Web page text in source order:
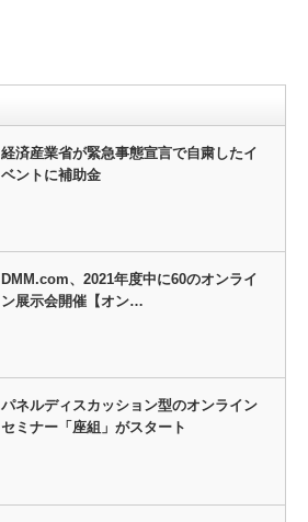
経済産業省が緊急事態宣言で自粛したイ
ベントに補助金
DMM.com、2021年度中に60のオンライ
ン展示会開催【オン…
パネルディスカッション型のオンライン
セミナー「座組」がスタート